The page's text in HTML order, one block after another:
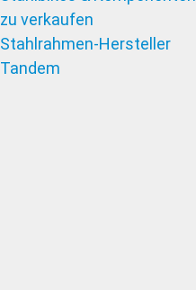
zu verkaufen
Stahlrahmen-Hersteller
Tandem